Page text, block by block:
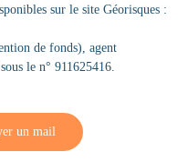
sur le site Géorisques :
de fonds), agent
le n° 911625416.
un mail